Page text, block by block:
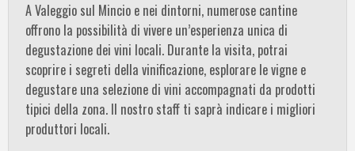
A Valeggio sul Mincio e nei dintorni, numerose cantine
offrono la possibilità di vivere un’esperienza unica di
degustazione dei vini locali. Durante la visita, potrai
scoprire i segreti della vinificazione, esplorare le vigne e
degustare una selezione di vini accompagnati da prodotti
tipici della zona. Il nostro staff ti saprà indicare i migliori
produttori locali.